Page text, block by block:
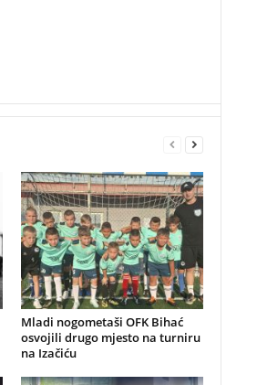
Mladi nogometaši OFK Bihać
osvojili drugo mjesto na turniru
na Izačiću